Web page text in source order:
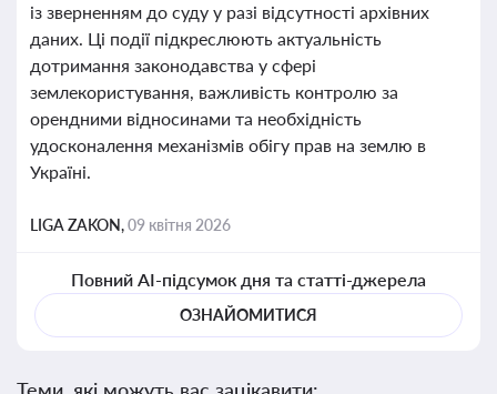
із зверненням до суду у разі відсутності архівних
даних. Ці події підкреслюють актуальність
дотримання законодавства у сфері
землекористування, важливість контролю за
орендними відносинами та необхідність
удосконалення механізмів обігу прав на землю в
Україні.
LIGA ZAKON,09 квітня 2026
Повний AI-підсумок дня та статті-джерела
ОЗНАЙОМИТИСЯ